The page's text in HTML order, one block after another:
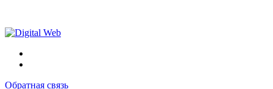
Обратная связь